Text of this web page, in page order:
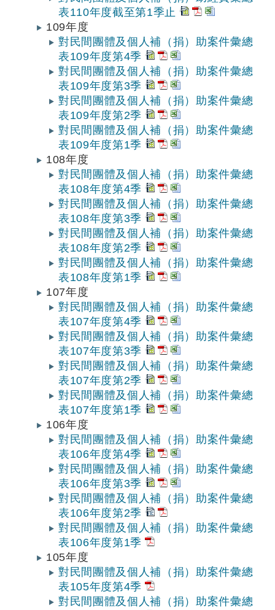
表110年度截至第1季止
109年度
對民間團體及個人補（捐）助案件彙總
表109年度第4季
對民間團體及個人補（捐）助案件彙總
表109年度第3季
對民間團體及個人補（捐）助案件彙總
表109年度第2季
對民間團體及個人補（捐）助案件彙總
表109年度第1季
108年度
對民間團體及個人補（捐）助案件彙總
表108年度第4季
對民間團體及個人補（捐）助案件彙總
表108年度第3季
對民間團體及個人補（捐）助案件彙總
表108年度第2季
對民間團體及個人補（捐）助案件彙總
表108年度第1季
107年度
對民間團體及個人補（捐）助案件彙總
表107年度第4季
對民間團體及個人補（捐）助案件彙總
表107年度第3季
對民間團體及個人補（捐）助案件彙總
表107年度第2季
對民間團體及個人補（捐）助案件彙總
表107年度第1季
106年度
對民間團體及個人補（捐）助案件彙總
表106年度第4季
對民間團體及個人補（捐）助案件彙總
表106年度第3季
對民間團體及個人補（捐）助案件彙總
表106年度第2季
對民間團體及個人補（捐）助案件彙總
表106年度第1季
105年度
對民間團體及個人補（捐）助案件彙總
表105年度第4季
對民間團體及個人補（捐）助案件彙總